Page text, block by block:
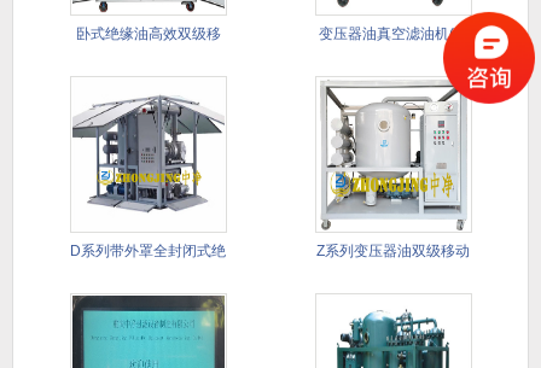
卧式绝缘油高效双级移 变压器油真空滤油机(带
D系列带外罩全封闭式绝 Z系列变压器油双级移动